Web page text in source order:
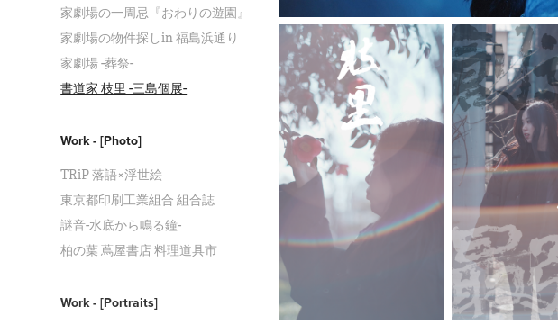
家劇場の一周忌『おわりの遊園』
家劇場の物件探しin 福島浜通り
家劇場 -葬祭-
書道家 枝里 -三島個展-
Work - [Photo]
TRiP 落語×浮世絵
東京都印刷工業組合 組合誌
謎音-水底から鳴る鐘-
柏の葉 蔦屋書店 料理道具市
Work - [Portraits]